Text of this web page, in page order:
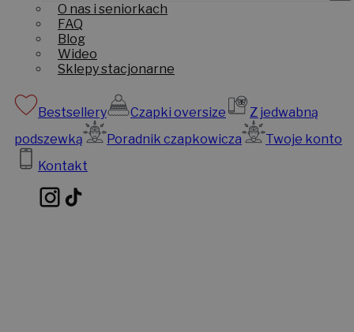
O nas i seniorkach
FAQ
Blog
Wideo
Sklepy stacjonarne
Bestsellery Czapki oversize
Z jedwabną
podszewką
Poradnik czapkowicza
Twoje konto
Kontakt